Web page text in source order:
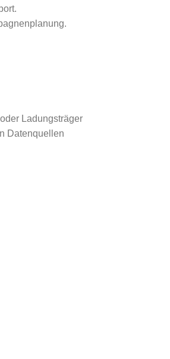
Ladungsträger
Datenquellen